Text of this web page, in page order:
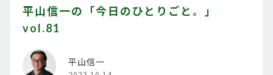
平山信一の「今日のひとりごと。」
vol.81
平山信一